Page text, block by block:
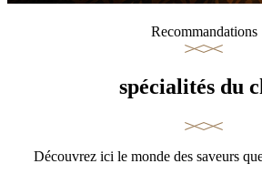
Recommandations
spécialités du
Découvrez ici le monde des saveurs